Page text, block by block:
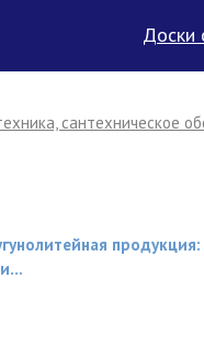
Доски
сантехническое
продукция: